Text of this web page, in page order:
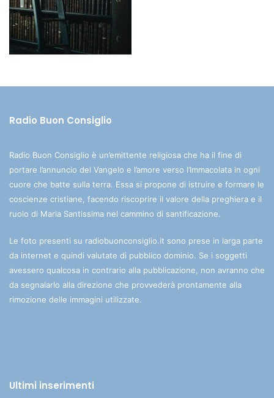
Radio Buon Consiglio
Radio Buon Consiglio è un’emittente religiosa che ha il fine di
portare l’annuncio del Vangelo e l’amore verso l’Immacolata in ogni
cuore che batte sulla terra. Essa si propone di istruire e formare le
coscienze cristiane, facendo riscoprire il valore della preghiera e il
ruolo di Maria Santissima nel cammino di santificazione.
Le foto presenti su radiobuonconsiglio.it sono prese in larga parte
da internet e quindi valutate di pubblico dominio. Se i soggetti
avessero qualcosa in contrario alla pubblicazione, non avranno che
da segnalarlo alla direzione che provvederà prontamente alla
rimozione delle immagini utilizzate.
Ultimi inserimenti